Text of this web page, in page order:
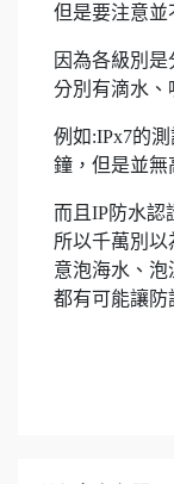
但是要注意並
因為各級別
分別有滴水、
例如:IPx7的
鐘，但是並無
而且IP防水認
所以千萬別
意泡海水、泡
都有可能讓防